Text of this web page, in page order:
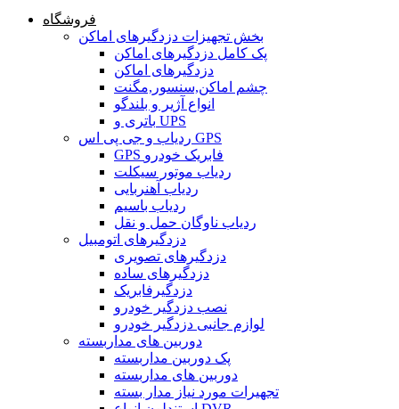
فروشگاه
بخش تجهیزات دزدگیرهای اماکن
پک کامل دزدگیرهای اماکن
دزدگیرهای اماکن
چشم اماکن,سنسور,مگنت
انواع آژیر و بلندگو
باتری و UPS
ردیاب و جی پی اس GPS
GPS فابریک خودرو
ردیاب موتور سیکلت
ردیاب آهنربایی
ردیاب باسیم
ردیاب ناوگان حمل و نقل
دزدگیرهای اتومبیل
دزدگیرهای تصویری
دزدگیرهای ساده
دزدگیرفابریک
نصب دزدگیر خودرو
لوازم جانبی دزدگیر خودرو
دوربین های مداربسته
پک دوربین مداربسته
دوربین های مداربسته
تجهیرات مورد نیاز مدار بسته